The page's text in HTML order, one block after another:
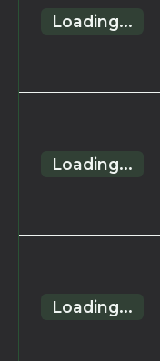
Loading...
Loading...
Loading...